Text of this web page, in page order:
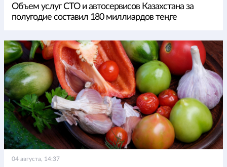
Объем услуг СТО и автосервисов Казахстана за
полугодие составил 180 миллиардов теңге
04 августа, 14:37